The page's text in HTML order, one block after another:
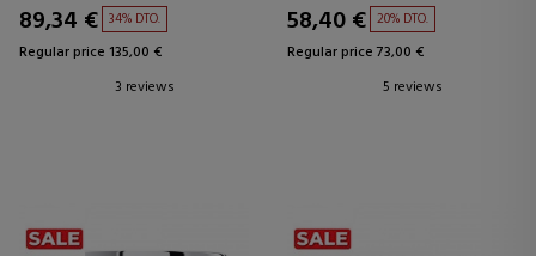
89,34 € 34% DTO.
Regular price 135,00 €
3 reviews
58,40 € 20% DTO.
Regular price 73,00 €
5 reviews